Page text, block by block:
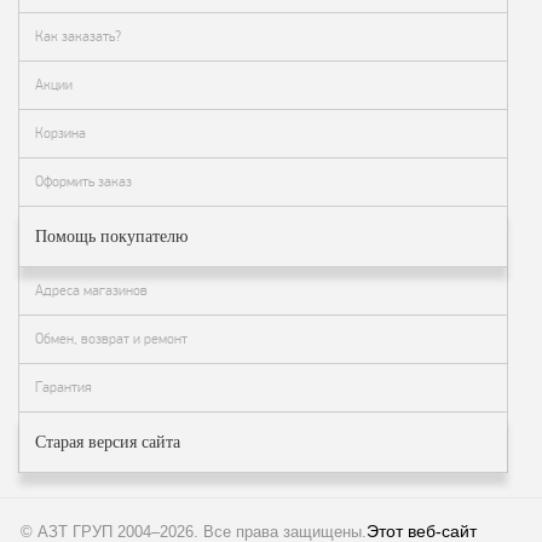
ФЖУ
Метрологическое
оборудование
Рукава, шланги и
Соединительная
заземления
комплектующие
СЕНСОР
Газоаналитическое
оборудование
Как заказать?
Акции
Корзина
Оформить заказ
Помощь покупателю
Адреса магазинов
Обмен, возврат и ремонт
Гарантия
Старая версия сайта
© АЗТ ГРУП 2004–2026. Все права защищены.Этот веб-сайт